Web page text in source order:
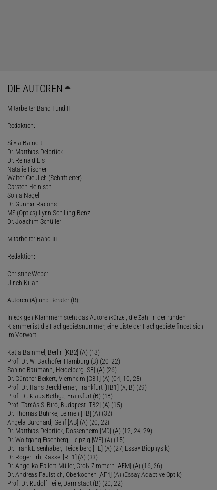
DIE AUTOREN
Mitarbeiter Band I und II
Redaktion:
Silvia Barnert
Dr. Matthias Delbrück
Dr. Reinald Eis
Natalie Fischer
Walter Greulich (Schriftleiter)
Carsten Heinisch
Sonja Nagel
Dr. Gunnar Radons
MS (Optics) Lynn Schilling-Benz
Dr. Joachim Schüller
Mitarbeiter Band III
Redaktion:
Christine Weber
Ulrich Kilian
Autoren (A) und Berater (B):
In eckigen Klammern steht das Autorenkürzel, die Zahl in der runden
Klammer ist die Fachgebietsnummer; eine Liste der Fachgebiete findet sich
im Vorwort.
Katja Bammel, Berlin [KB2] (A) (13)
Prof. Dr. W. Bauhofer, Hamburg (B) (20, 22)
Sabine Baumann, Heidelberg [SB] (A) (26)
Dr. Günther Beikert, Viernheim [GB1] (A) (04, 10, 25)
Prof. Dr. Hans Berckhemer, Frankfurt [HB1] (A, B) (29)
Prof. Dr. Klaus Bethge, Frankfurt (B) (18)
Prof. Tamás S. Biró, Budapest [TB2] (A) (15)
Dr. Thomas Bührke, Leimen [TB] (A) (32)
Angela Burchard, Genf [AB] (A) (20, 22)
Dr. Matthias Delbrück, Dossenheim [MD] (A) (12, 24, 29)
Dr. Wolfgang Eisenberg, Leipzig [WE] (A) (15)
Dr. Frank Eisenhaber, Heidelberg [FE] (A) (27; Essay Biophysik)
Dr. Roger Erb, Kassel [RE1] (A) (33)
Dr. Angelika Fallert-Müller, Groß-Zimmern [AFM] (A) (16, 26)
Dr. Andreas Faulstich, Oberkochen [AF4] (A) (Essay Adaptive Optik)
Prof. Dr. Rudolf Feile, Darmstadt (B) (20, 22)